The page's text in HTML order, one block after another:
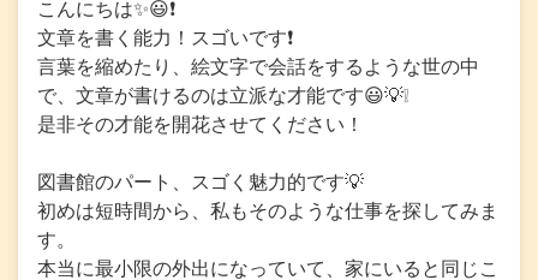
こんにちは✨😃❗
文章を書く能力！スゴいです❗
言葉を縮めたり、絵文字で会話をするような世の中
で、文章が書けるのは立派な才能です😃💡❕
是非その才能を開花させてください！
図書館のパート、スゴく魅力的です💡
初めは短時間から、私もそのような仕事を探してみま
す。
本当に最小限の外出になっていて、家にいると同じこ